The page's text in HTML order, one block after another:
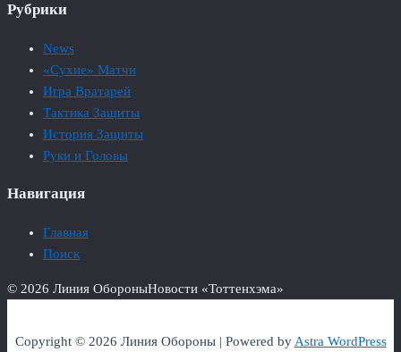
Рубрики
News
«Сухие» Матчи
Игра Вратарей
Тактика Защиты
История Защиты
Руки и Головы
Навигация
Главная
Поиск
© 2026 Линия ОбороныНовости «Тоттенхэма»
Copyright © 2026 Линия Обороны | Powered byAstra WordPress